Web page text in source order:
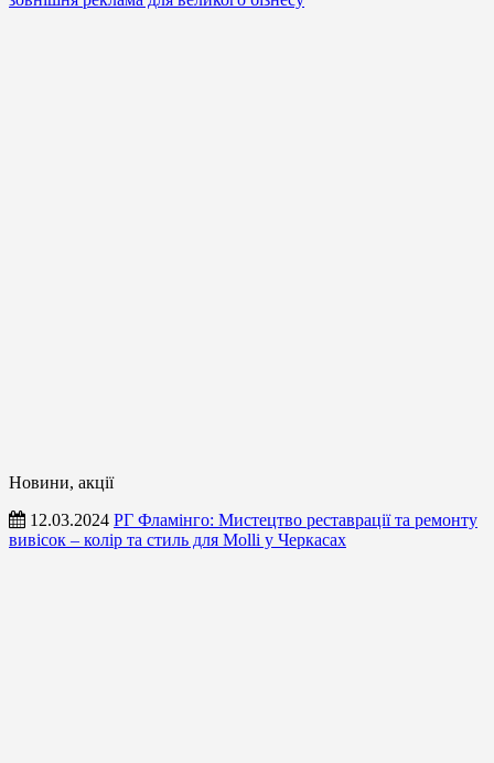
Новини, акції
12.03.2024 РГ Фламінго: Мистецтво реставрації та ремонту
вивісок – колір та стиль для Molli у Черкасах